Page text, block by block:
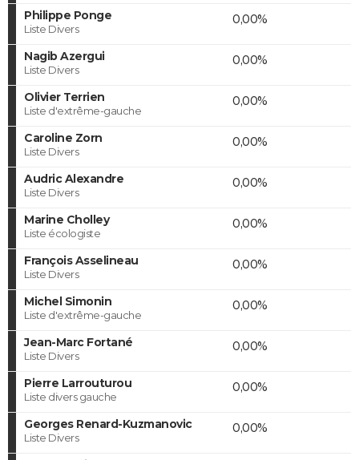
Philippe Ponge
Liste Divers
0,00%
Nagib Azergui
Liste Divers
0,00%
Olivier Terrien
Liste d'extrême-gauche
0,00%
Caroline Zorn
Liste Divers
0,00%
Audric Alexandre
Liste Divers
0,00%
Marine Cholley
Liste écologiste
0,00%
François Asselineau
Liste Divers
0,00%
Michel Simonin
Liste d'extrême-gauche
0,00%
Jean-Marc Fortané
Liste Divers
0,00%
Pierre Larrouturou
Liste divers gauche
0,00%
Georges Renard-Kuzmanovic
Liste Divers
0,00%